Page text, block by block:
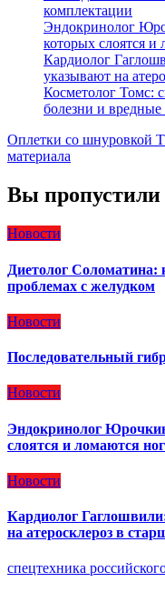
комплектации
Эндокринолог
которых слоятся и
Кардиолог
указывают на
Косметолог Томс:
болезни и
Оплетки со шнуровкой
материала
Вы пропустили
Новости
Диетолог Соломатина:
проблемах с желудком
Новости
Последовательный
Новости
Эндокринолог
слоятся и ломаются
Новости
Кардиолог
на атеросклероз в
спецтехника